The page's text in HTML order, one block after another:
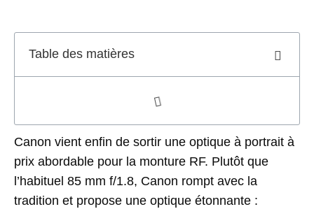
Table des matières
Canon vient enfin de sortir une optique à portrait à
prix abordable pour la monture RF. Plutôt que
l’habituel 85 mm f/1.8, Canon rompt avec la
tradition et propose une optique étonnante :